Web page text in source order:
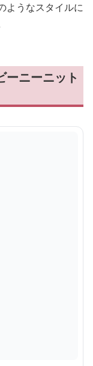
ようなスタイルに
ーニーニット